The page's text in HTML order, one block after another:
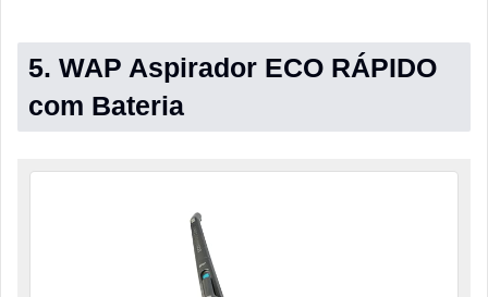
5. WAP Aspirador ECO RÁPIDO
com Bateria